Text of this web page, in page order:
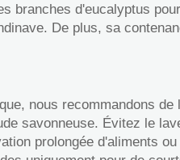
branches d'eucalyptus
De plus, sa
nous recommandons
savonneuse. Évitez le
prolongée d'aliments